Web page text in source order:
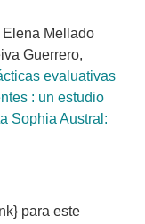
Mellado
Guerrero,
evaluativas
: un estudio
Sophia Austral:
para este